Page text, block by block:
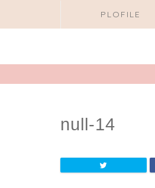
PLOFILE
null-14